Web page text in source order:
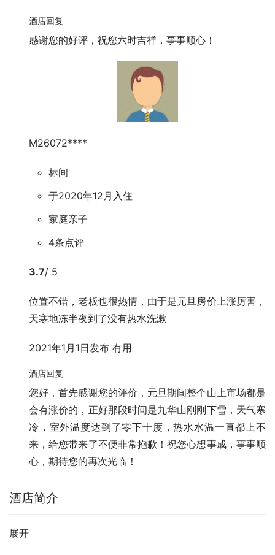
酒店回复
感谢您的好评，祝您六时吉祥，事事顺心！
M26072****
标间
于2020年12月入住
家庭亲子
4条点评
3.7/ 5
位置不错，老板也很热情，由于是元旦房价上涨厉害，
天寒地冻半夜到了没有热水洗漱
2021年1月1日发布 有用
酒店回复
您好，首先感谢您的评价，元旦期间整个山上市场都是
会有涨价的，正好那段时间是九华山刚刚下雪，天气寒
冷，室外温度达到了零下十度，热水水温一直都上不
来，给您带来了不便非常抱歉！祝您心想事成，事事顺
心，期待您的再次光临！
酒店简介
展开